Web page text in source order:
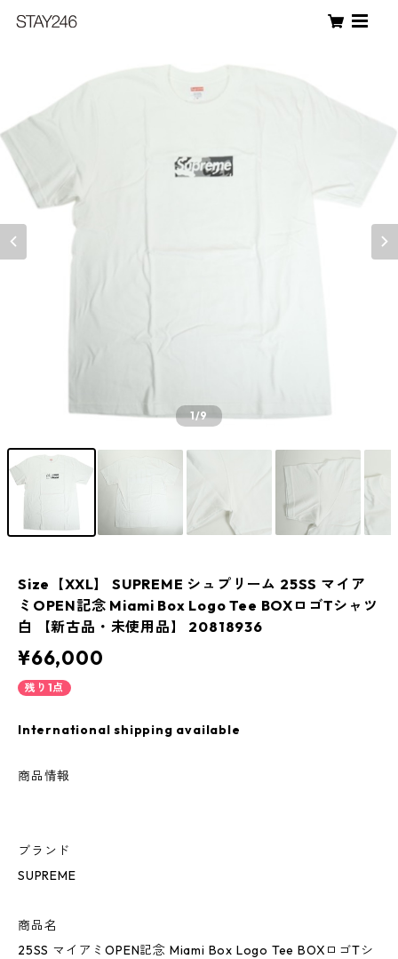
1/9
Size【XXL】 SUPREME シュプリーム 25SS マイア
ミOPEN記念 Miami Box Logo Tee BOXロゴTシャツ
白 【新古品・未使用品】 20818936
¥66,000
残り1点
International shipping available
商品情報
ブランド
SUPREME
商品名
25SS マイアミOPEN記念 Miami Box Logo Tee BOXロゴTシ